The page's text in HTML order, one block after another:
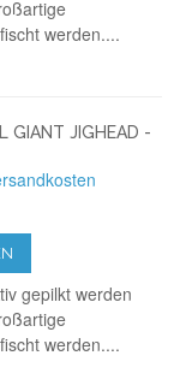
werden....
GIANT JIGHEAD -
gepilkt werden
werden....